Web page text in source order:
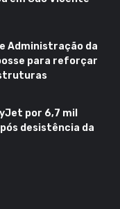
Administração da
para reforçar
por 6,7 mil
desistência da